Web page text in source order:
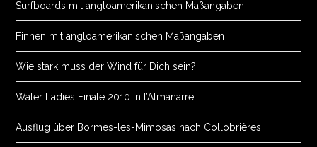
Surfboards mit angloamerikanischen Maßangaben
Finnen mit angloamerikanischen Maßangaben
Wie stark muss der Wind für Dich sein?
Water Ladies Finale 2010 in l’Almanarre
Ausflug über Bormes-les-Mimosas nach Collobrières